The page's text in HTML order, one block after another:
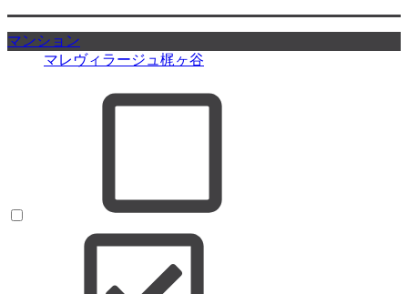
マンション
マレヴィラージュ梶ヶ谷